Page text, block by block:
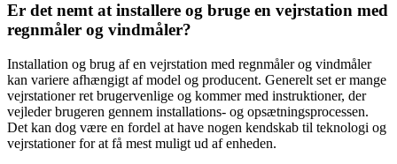
Er det nemt at installere og bruge en vejrstation med
regnmåler og vindmåler?
Installation og brug af en vejrstation med regnmåler og vindmåler
kan variere afhængigt af model og producent. Generelt set er mange
vejrstationer ret brugervenlige og kommer med instruktioner, der
vejleder brugeren gennem installations- og opsætningsprocessen.
Det kan dog være en fordel at have nogen kendskab til teknologi og
vejrstationer for at få mest muligt ud af enheden.